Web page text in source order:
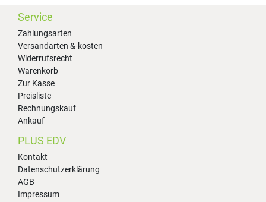
Service
Zahlungsarten
Versandarten &-kosten
Widerrufsrecht
Warenkorb
Zur Kasse
Preisliste
Rechnungskauf
Ankauf
PLUS EDV
Kontakt
Datenschutzerklärung
AGB
Impressum